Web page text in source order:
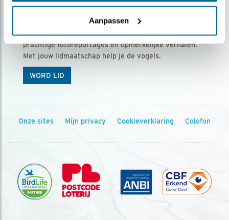
Aanpassen
Ontvang 5 x Vogels voor € 36,00 per jaar
Vogels is het tijdschrift voor onze leden, met
prachtige fotoreportages en opmerkelijke verhalen.
Met jouw lidmaatschap help je de vogels.
WORD LID
Onze sites Mijn privacy Cookieverklaring Colofon